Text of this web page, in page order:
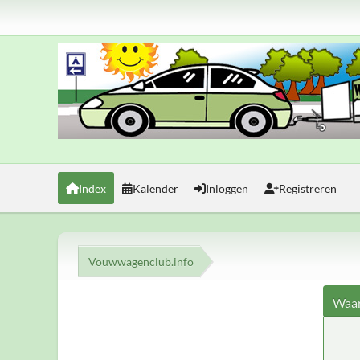
Index Kalender Inloggen Registreren
Vouwwagenclub.info